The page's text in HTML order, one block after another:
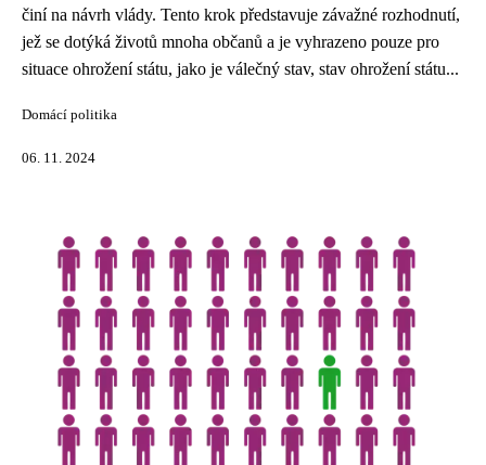
činí na návrh vlády. Tento krok představuje závažné rozhodnutí,
jež se dotýká životů mnoha občanů a je vyhrazeno pouze pro
situace ohrožení státu, jako je válečný stav, stav ohrožení státu...
Domácí politika
06. 11. 2024